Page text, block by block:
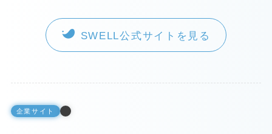
SWELL公式サイトを見る
企業サイト